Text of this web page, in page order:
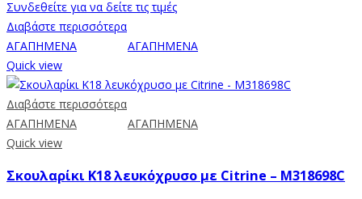
Συνδεθείτε για να δείτε τις τιμές
Διαβάστε περισσότερα
ΑΓΑΠΗΜΕΝΑ
ΑΓΑΠΗΜΕΝΑ
Quick view
Διαβάστε περισσότερα
ΑΓΑΠΗΜΕΝΑ
ΑΓΑΠΗΜΕΝΑ
Quick view
Σκουλαρίκι Κ18 λευκόχρυσο με Citrine – M318698C